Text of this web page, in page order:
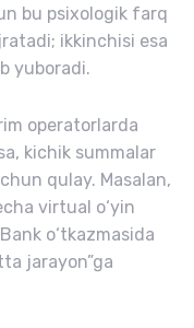
bu psixologik farq
ikkinchisi esa
yuboradi.
operatorlarda
kichik summalar
qulay. Masalan,
virtual o‘yin
o‘tkazmasida
jarayon”ga